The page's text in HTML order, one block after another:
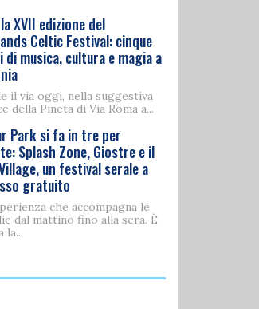
XVII edizione del
Celtic Festival: cinque
musica, cultura e magia a
il via oggi, nella suggestiva
della Pineta di Via Roma a...
Park si fa in tre per
Splash Zone, Giostre e il
un festival serale a
gratuito
che accompagna le
dal mattino fino alla sera. È
la...